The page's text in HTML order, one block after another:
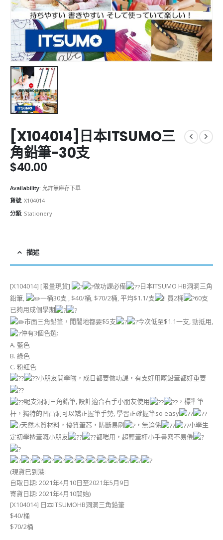
[X104014]日本ITSUMO三
角鉛筆-30支
$40.00
Availability: 允許無庫存下單
貨號: X104014
分類: Stationery
描述
[X104014] [限量現貨] 做功課必備
日本ITSUMO HB洞洞三角
鉛筆,
一桶30支 , $40/桶, $70/2桶, 平均$1.1/支 買2桶
60支
已夠用成個學期
市面三角鉛筆，閒閒地都要$5支
今次低至$1.1一支, 勁抵用,
仲有3個色選:
A. 藍色
B. 綠色
C. 粉紅色
小朋友開學啦，成日都要做功課，有支好用嘅鉛筆都好重要
呢支洞洞三角鉛筆, 設計適合右手小朋友使用
，標準筆
杆，獨特的凹凸洞可以矯正握筆手勢, 學習正確握筆so easy
天然木質材料，優質筆芯，防斷易刷
，無論係
小學生
定初學揸筆嘅小朋友
都啱用，超輕筆杆小手書寫不易倦
(現貨巳到港:
自取日期: 2021年4月10日至2021年5月9日
寄貨日期: 2021年4月10開始)
[X104014] 日本ITSUMOHB洞洞三角鉛筆
$40/桶
$70/2桶